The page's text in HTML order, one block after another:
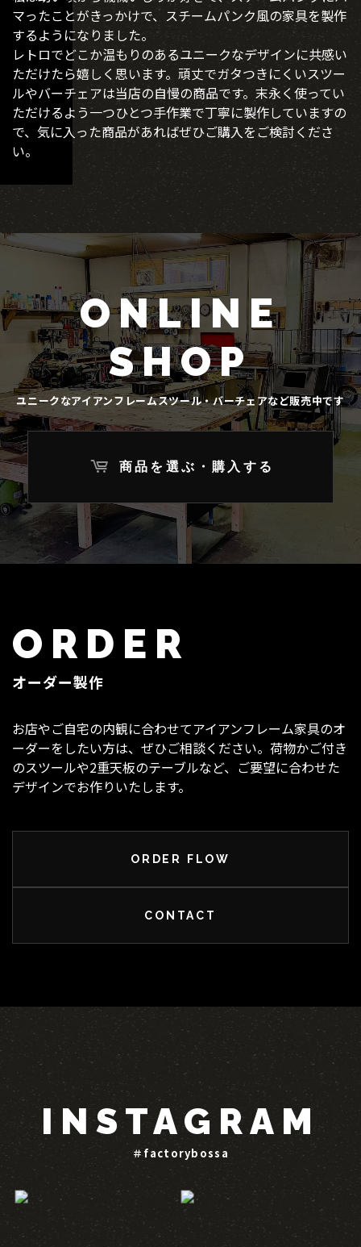
マったことがきっかけで、スチームパンク風の家具を製作
するようになりました。
レトロでどこか温もりのあるユニークなデザインに共感い
ただけたら嬉しく思います。頑丈でガタつきにくいスツー
ルやバーチェアは当店の自慢の商品です。末永く使ってい
ただけるよう一つひとつ手作業で丁寧に製作していますの
で、気に入った商品があればぜひご購入をご検討くださ
い。
ONLINE
SHOP
ユニークなアイアンフレームスツール・バーチェアなど販売中です
商品を選ぶ・購入する
ORDER
オーダー製作
お店やご自宅の内観に合わせてアイアンフレーム家具のオ
ーダーをしたい方は、ぜひご相談ください。荷物かご付き
のスツールや2重天板のテーブルなど、ご要望に合わせた
デザインでお作りいたします。
ORDER FLOW
CONTACT
INSTAGRAM
＃factorybossa